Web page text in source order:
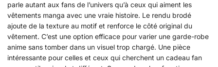
parle autant aux fans de l’univers qu’à ceux qui aiment les
vêtements manga avec une vraie histoire. Le rendu brodé
ajoute de la texture au motif et renforce le côté original du
vêtement. C’est une option efficace pour varier une garde-robe
anime sans tomber dans un visuel trop chargé. Une pièce
intéressante pour celles et ceux qui cherchent un cadeau fan